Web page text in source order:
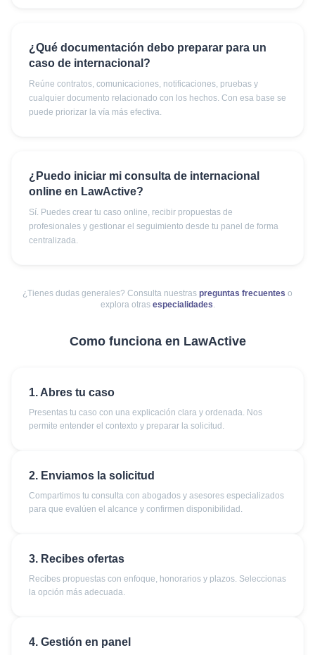
¿Qué documentación debo preparar para un
caso de internacional?
Reúne contratos, comunicaciones, notificaciones, pruebas y
cualquier documento relacionado con los hechos. Con esa base se
puede priorizar la vía más efectiva.
¿Puedo iniciar mi consulta de internacional
online en LawActive?
Sí. Puedes crear tu caso online, recibir propuestas de
profesionales y gestionar el seguimiento desde tu panel de forma
centralizada.
¿Tienes dudas generales? Consulta nuestras preguntas frecuentes o
explora otras especialidades.
Como funciona en LawActive
1. Abres tu caso
Presentas tu caso con una explicación clara y ordenada. Nos
permite entender el contexto y preparar la solicitud.
2. Enviamos la solicitud
Compartimos tu consulta con abogados y asesores especializados
para que evalúen el alcance y confirmen disponibilidad.
3. Recibes ofertas
Recibes propuestas con enfoque, honorarios y plazos. Seleccionas
la opción más adecuada.
4. Gestión en panel